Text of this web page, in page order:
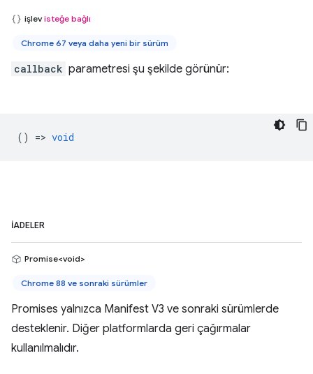
işlevisteğe bağlı
Chrome 67 veya daha yeni bir sürüm
callback parametresi şu şekilde görünür:
() => void
İADELER
Promise<void>
Chrome 88 ve sonraki sürümler
Promises yalnızca Manifest V3 ve sonraki sürümlerde
desteklenir. Diğer platformlarda geri çağırmalar
kullanılmalıdır.